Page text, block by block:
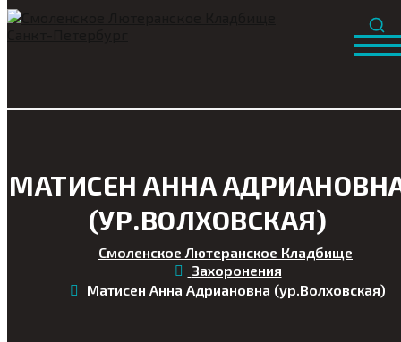
МАТИСЕН АННА
(УР.ВОЛХОВСКАЯ)
Смоленское Лютеранское Кладбище
Захоронения
Матисен Анна Адриановна (ур.Волховская)